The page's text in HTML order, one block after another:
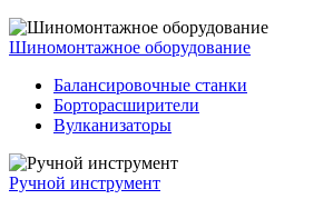
Шиномонтажное оборудование
Балансировочные станки
Борторасширители
Вулканизаторы
Ручной инструмент